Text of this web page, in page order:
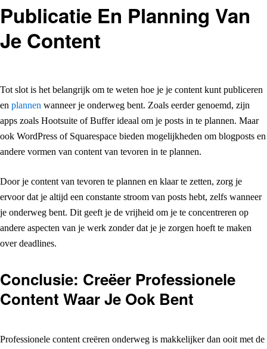
Publicatie En Planning Van
Je Content
Tot slot is het belangrijk om te weten hoe je je content kunt publiceren
en plannen wanneer je onderweg bent. Zoals eerder genoemd, zijn
apps zoals Hootsuite of Buffer ideaal om je posts in te plannen. Maar
ook WordPress of Squarespace bieden mogelijkheden om blogposts en
andere vormen van content van tevoren in te plannen.
Door je content van tevoren te plannen en klaar te zetten, zorg je
ervoor dat je altijd een constante stroom van posts hebt, zelfs wanneer
je onderweg bent. Dit geeft je de vrijheid om je te concentreren op
andere aspecten van je werk zonder dat je je zorgen hoeft te maken
over deadlines.
Conclusie: Creëer Professionele
Content Waar Je Ook Bent
Professionele content creëren onderweg is makkelijker dan ooit met de